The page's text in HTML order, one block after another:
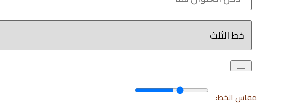
مقاس الخط: